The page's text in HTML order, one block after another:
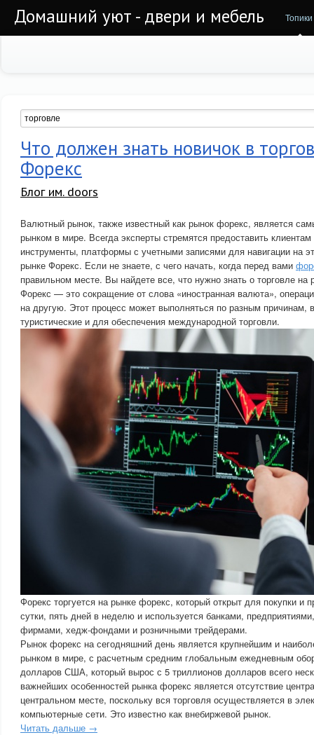
Домашний уют - двери и мебель Топики
Что должен знать новичок в
Форекс
Блог им. doors
Валютный рынок, также известный как рынок форекс, является
рынком в мире. Всегда эксперты стремятся предоставить
инструменты, платформы с учетными записями для навигации на
рынке Форекс. Если не знаете, с чего начать, когда перед вами
правильном месте. Вы найдете все, что нужно знать о торговле на
Форекс — это сокращение от слова «иностранная валюта»,
на другую. Этот процесс может выполняться по разным причинам,
туристические и для обеспечения международной торговли.
Форекс торгуется на рынке форекс, который открыт для покупки и
сутки, пять дней в неделю и используется банками,
фирмами, хедж-фондами и розничными трейдерами.
Рынок форекс на сегодняшний день является крупнейшим и
рынком в мире, с расчетным средним глобальным ежедневным
долларов США, который вырос с 5 триллионов долларов всего
важнейших особенностей рынка форекс является отсутствие
центральном месте, поскольку вся торговля осуществляется в
компьютерные сети. Это известно как внебиржевой рынок.
Читать дальше →